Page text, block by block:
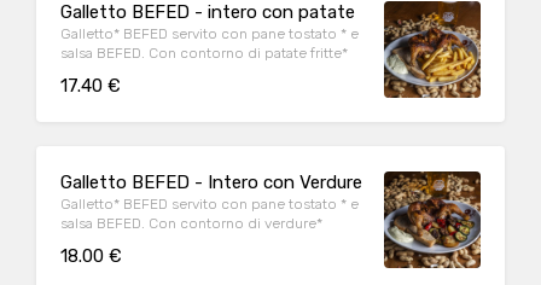
Galletto BEFED - intero con patate
Galletto* BEFED servito con pane tostato * e
salsa BEFED. Con contorno di patate fritte*
17.40 €
Galletto BEFED - Intero con Verdure
Galletto* BEFED servito con pane tostato * e
salsa BEFED. Con contorno di verdure*
18.00 €